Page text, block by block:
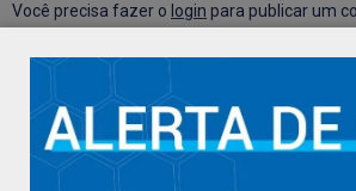
Você precisa fazer o login para publicar um